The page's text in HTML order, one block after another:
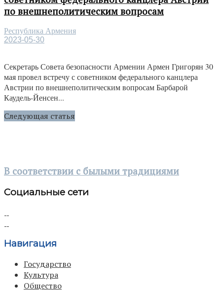
по внешнеполитическим вопросам
Республика Армения
2023-05-30
Секретарь Совета безопасности Армении Армен Григорян 30
мая провел встречу с советником федерального канцлера
Австрии по внешнеполитическим вопросам Барбарой
Каудель-Йенсен...
Следующая статья
В соответствии с былыми традициями
Социальные сети
Навигация
Государство
Культура
Общество